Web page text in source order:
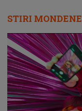
STIRI MONDENE